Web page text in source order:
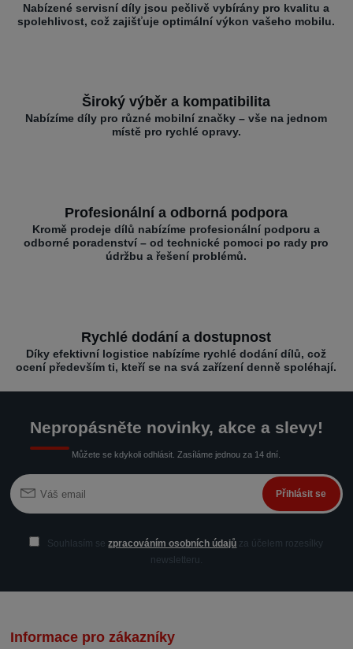
Nabízené servisní díly jsou pečlivě vybírány pro kvalitu a
spolehlivost, což zajišťuje optimální výkon vašeho mobilu.
Široký výběr a kompatibilita
Nabízíme díly pro různé mobilní značky – vše na jednom
místě pro rychlé opravy.
Profesionální a odborná podpora
Kromě prodeje dílů nabízíme profesionální podporu a
odborné poradenství – od technické pomoci po rady pro
údržbu a řešení problémů.
Rychlé dodání a dostupnost
Díky efektivní logistice nabízíme rychlé dodání dílů, což
ocení především ti, kteří se na svá zařízení denně spoléhají.
Nepropásněte novinky, akce a slevy!
Můžete se kdykoli odhlásit. Zasíláme jednou za 14 dní.
Přihlásit se
Souhlasím sezpracováním osobních údajů za účelem rozesílky
newsletteru.
Informace pro zákazníky